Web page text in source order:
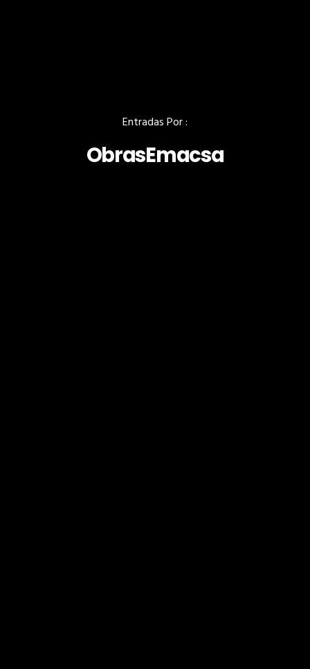
Entradas Por :
ObrasEmacsa